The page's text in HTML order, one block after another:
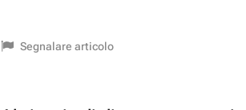
Segnalare articolo